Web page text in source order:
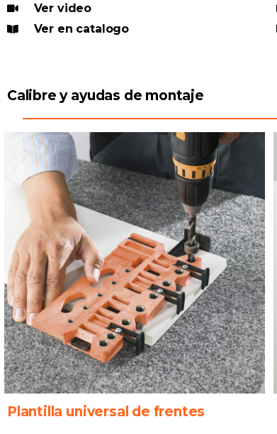
Ver video
Ver en catalogo
Calibre y ayudas de montaje
Plantilla universal de frentes